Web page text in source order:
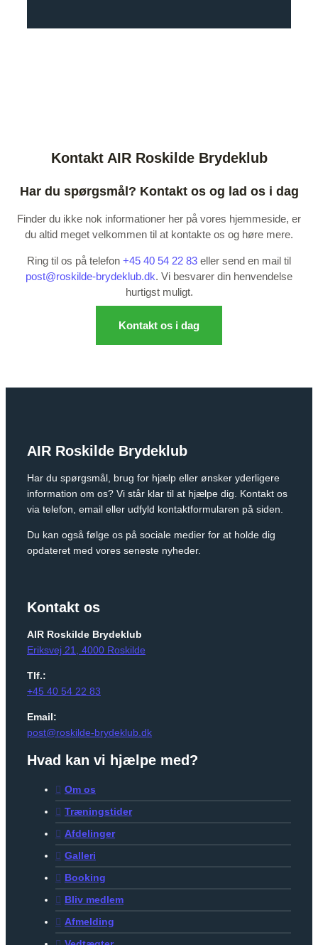
Kontakt AIR Roskilde Brydeklub
Har du spørgsmål? Kontakt os og lad os i dag
Finder du ikke nok informationer her på vores hjemmeside, er
du altid meget velkommen til at kontakte os og høre mere.
Ring til os på telefon +45 40 54 22 83 eller send en mail til
post@roskilde-brydeklub.dk. Vi besvarer din henvendelse
hurtigst muligt.
Kontakt os i dag
AIR Roskilde Brydeklub
Har du spørgsmål, brug for hjælp eller ønsker yderligere
information om os? Vi står klar til at hjælpe dig. Kontakt os
via telefon, email eller udfyld kontaktformularen på siden.
Du kan også følge os på sociale medier for at holde dig
opdateret med vores seneste nyheder.
Kontakt os
AIR Roskilde Brydeklub
Eriksvej 21, 4000 Roskilde
Tlf.:
+45 40 54 22 83
Email:
post@roskilde-brydeklub.dk
Hvad kan vi hjælpe med?
Om os
Træningstider
Afdelinger
Galleri
Booking
Bliv medlem
Afmelding